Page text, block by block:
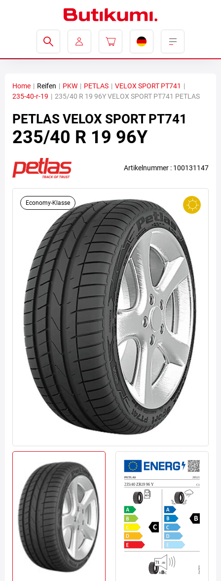
Economy-Klasse
Home | Reifen | PKW | PETLAS | VELOX SPORT PT741 |
235-40-r-19 | 235/40 R 19 96Y VELOX SPORT PT741 PETLAS
PETLAS VELOX SPORT PT741
235/40 R 19 96Y
Artikelnummer : 100131147